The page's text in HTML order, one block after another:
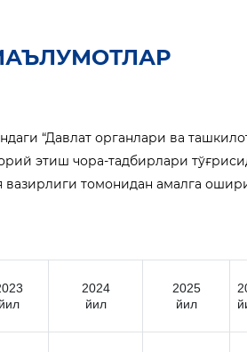
“Давлат органлари ва
этиш чора-тадбирлари
томонидан амалга
йил
2024
йил
2025
йил